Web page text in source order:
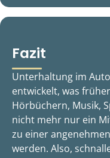
Fazit
Unterhaltung im
entwickelt, was
Hörbüchern, Musik,
nicht mehr nur ein
zu einer
werden. Also,